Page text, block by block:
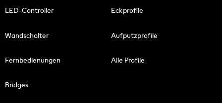
LED-Controller
Wandschalter
Fernbedienungen
Bridges
Eckprofile
Aufputzprofile
Alle Profile